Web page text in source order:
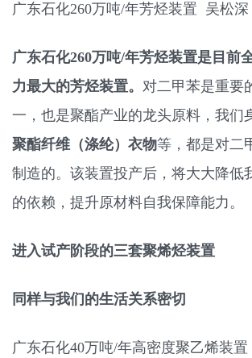
广东石化260万吨/年芳烃装置 吴松深
广东石化260万吨/年芳烃装置是目前
力最大的芳烃装置。 对二甲苯是重要
一，也是聚酯产业的龙头原料，我们
聚酯纤维（涤纶）衣物等，都是对二
制造的。该装置投产后，将大大降低
的依赖，提升原材料自我保障能力。
进入试产阶段的三套聚烯烃装置
同样与我们的生活关系密切
广东石化40万吨/年高密度聚乙烯装